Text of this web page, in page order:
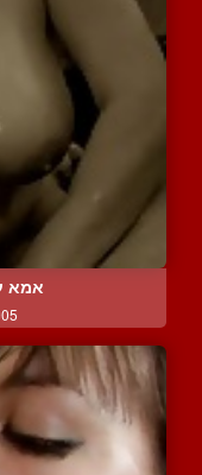
אמא
7905